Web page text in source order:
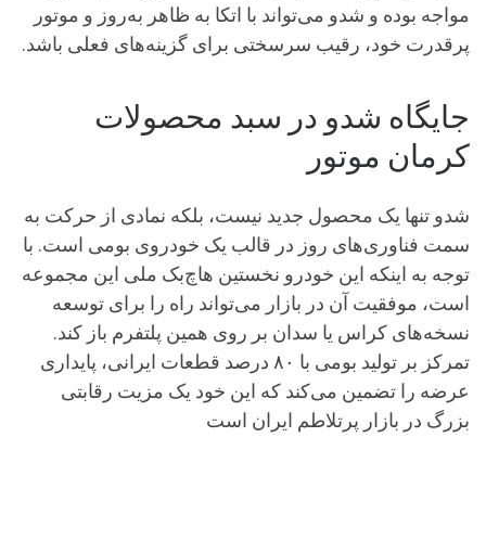
مواجه بوده و شدو می‌تواند با اتکا به ظاهر به‌روز و موتور
پرقدرت خود، رقیب سرسختی برای گزینه‌های فعلی باشد.
جایگاه شدو در سبد محصولات
کرمان موتور
شدو تنها یک محصول جدید نیست، بلکه نمادی از حرکت به
سمت فناوری‌های روز در قالب یک خودروی بومی است. با
توجه به اینکه این خودرو نخستین هاچ‌بک ملی این مجموعه
است، موفقیت آن در بازار می‌تواند راه را برای توسعه
نسخه‌های کراس یا سدان بر روی همین پلتفرم باز کند.
تمرکز بر تولید بومی با ۸۰ درصد قطعات ایرانی، پایداری
عرضه را تضمین می‌کند که این خود یک مزیت رقابتی
بزرگ در بازار پرتلاطم ایران است